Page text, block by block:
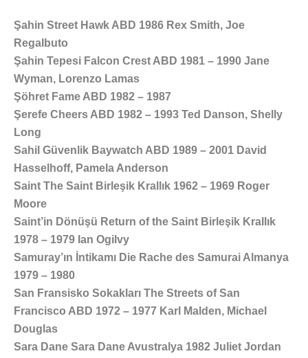
Şahin Street Hawk ABD 1986 Rex Smith, Joe
Regalbuto
Şahin Tepesi Falcon Crest ABD 1981 – 1990 Jane
Wyman, Lorenzo Lamas
Şöhret Fame ABD 1982 – 1987
Şerefe Cheers ABD 1982 – 1993 Ted Danson, Shelly
Long
Sahil Güvenlik Baywatch ABD 1989 – 2001 David
Hasselhoff, Pamela Anderson
Saint The Saint Birleşik Krallık 1962 – 1969 Roger
Moore
Saint’in Dönüşü Return of the Saint Birleşik Krallık
1978 – 1979 Ian Ogilvy
Samuray’ın İntikamı Die Rache des Samurai Almanya
1979 – 1980
San Fransisko Sokakları The Streets of San
Francisco ABD 1972 – 1977 Karl Malden, Michael
Douglas
Sara Dane Sara Dane Avustralya 1982 Juliet Jordan